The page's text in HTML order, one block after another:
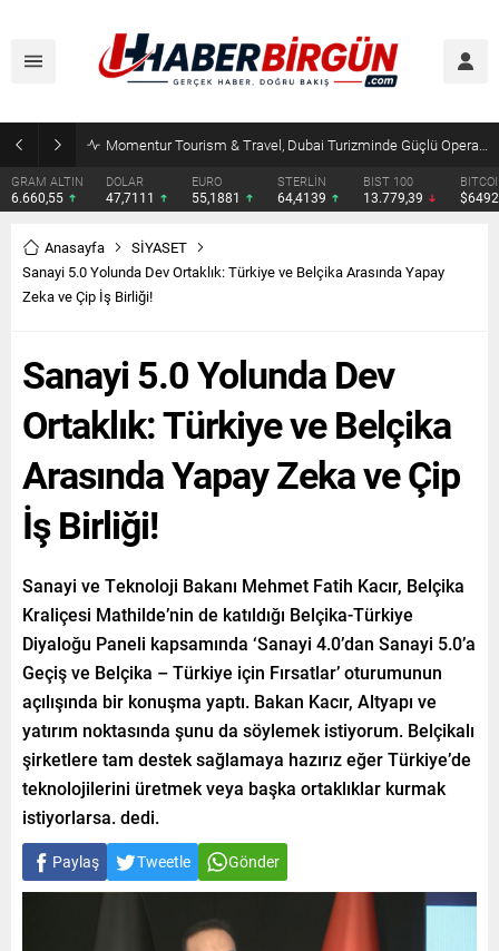
Erdoğan, Suudi Arabistan’da Muhammed Bin Selman ve Şahbaz Şerif ile Görüşecek
DOLAR
47,7111
EURO
55,1881
STERLİN
64,4139
BIST 100
13.779,39
BITCOIN
$64929
Anasayfa
SİYASET
Sanayi 5.0 Yolunda Dev Ortaklık: Türkiye ve Belçika Arasında Yapay
Zeka ve Çip İş Birliği!
Sanayi 5.0 Yolunda Dev
Ortaklık: Türkiye ve Belçika
Arasında Yapay Zeka ve Çip
İş Birliği!
Sanayi ve Teknoloji Bakanı Mehmet Fatih Kacır, Belçika
Kraliçesi Mathilde’nin de katıldığı Belçika-Türkiye
Diyaloğu Paneli kapsamında ‘Sanayi 4.0’dan Sanayi 5.0’a
Geçiş ve Belçika – Türkiye için Fırsatlar’ oturumunun
açılışında bir konuşma yaptı. Bakan Kacır, Altyapı ve
yatırım noktasında şunu da söylemek istiyorum. Belçikalı
şirketlere tam destek sağlamaya hazırız eğer Türkiye’de
teknolojilerini üretmek veya başka ortaklıklar kurmak
istiyorlarsa. dedi.
Paylaş Tweetle Gönder